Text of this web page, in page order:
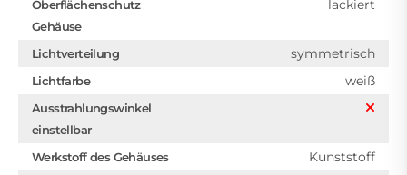
Oberflächenschutz
Gehäuse
lackiert
Lichtverteilung symmetrisch
Lichtfarbe weiß
Ausstrahlungswinkel
einstellbar
Werkstoff des Gehäuses
Kunststoff